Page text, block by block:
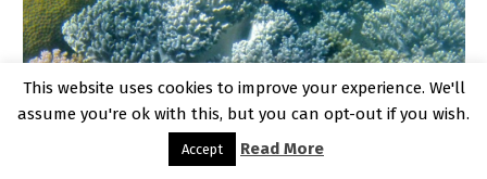
This website uses cookies to improve your experience. We'll
assume you're ok with this, but you can opt-out if you wish.
Accept Read More